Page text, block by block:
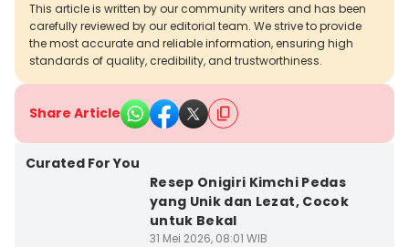
This article is written by our community writers and has been
carefully reviewed by our editorial team. We strive to provide
the most accurate and reliable information, ensuring high
standards of quality, credibility, and trustworthiness.
Share Article
Curated For You
Resep Onigiri Kimchi Pedas
yang Unik dan Lezat, Cocok
untuk Bekal
31 Mei 2026, 08:01 WIB